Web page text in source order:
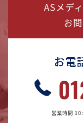
ASメデ
お
お電
営業時間